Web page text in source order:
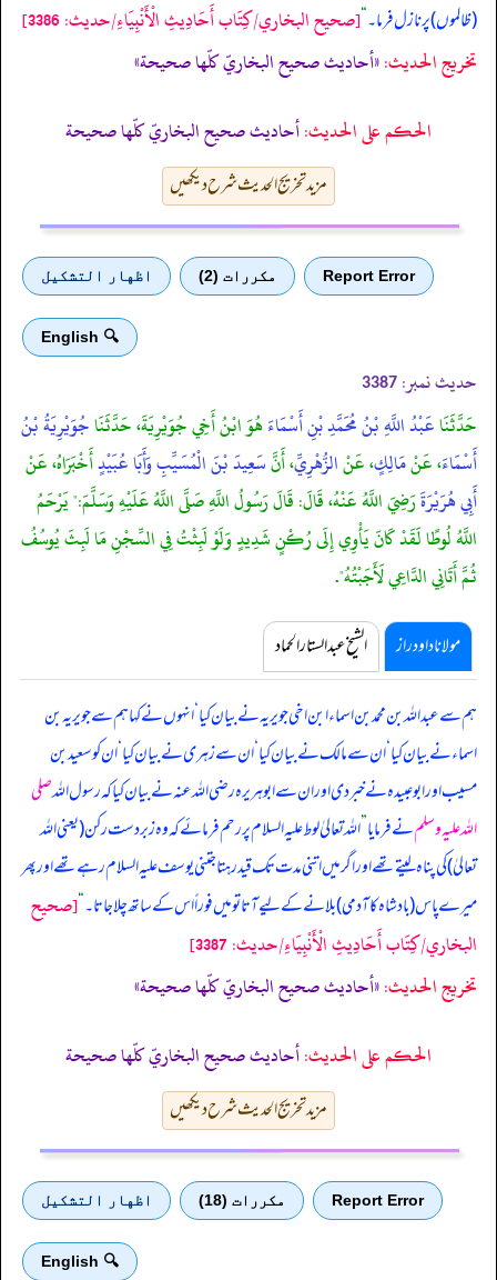
(ظالموں) پر نازل فرما۔“[صحيح البخاري/كِتَاب أَحَادِيثِ الْأَنْبِيَاءِ/حدیث: 3386]
تخریج الحدیث:«أحاديث صحيح البخاريّ كلّها صحيحة»
الحكم على الحديث:أحاديث صحيح البخاريّ كلّها صحيحة
مزید تخریج الحدیث شرح دیکھیں
Report Error مكررات (2) اظهار التشكيل
🔍 English
حدیث نمبر: 3387
حَدَّثَنَاعَبْدُ اللَّهِ بْنُ مُحَمَّدِ بْنِ أَسْمَاءَهُوَ ابْنُ أَخِي جُوَيْرِيَةَ، حَدَّثَنَاجُوَيْرِيَةُ بْنُ
أَسْمَاءَ، عَنْمَالِكٍ، عَنْالزُّهْرِيِّ، أَنَّسَعِيدَ بْنَ الْمُسَيِّبِوَأَبَا عُبَيْدٍأَخْبَرَاهُ، عَنْ
أَبِي هُرَيْرَةَرَضِيَ اللَّهُ عَنْهُ، قَالَ: قَالَ رَسُولُ اللَّهِ صَلَّى اللَّهُ عَلَيْهِ وَسَلَّمَ:" يَرْحَمُ
اللَّهُ لُوطًا لَقَدْ كَانَ يَأْوِي إِلَى رُكْنٍ شَدِيدٍ وَلَوْ لَبِثْتُ فِي السِّجْنِ مَا لَبِثَ يُوسُفُ
ثُمَّ أَتَانِي الدَّاعِي لَأَجَبْتُهُ".
مولانا داود راز الشیخ عبدالستار الحماد
ہم سے عبداللہ بن محمد بن اسماء ابن اخی جویریہ نے بیان کیا ‘ انہوں نے کہا ہم سے جویریہ بن
اسماء نے بیان کیا ‘ ان سے مالک نے بیان کیا ‘ ان سے زہری نے بیان کیا ‘ ان کو سعید بن
مسیب اور ابوعبیدہ نے خبر دی اور ان سے ابوہریرہ رضی اللہ عنہ نے بیان کیا کہرسول اللہصلی
اللہ علیہ وسلمنے فرمایا”اللہ تعالیٰ لوط علیہ السلام پر رحم فرمائے کہ وہ زبردست رکن (یعنی اللہ
تعالیٰ) کی پناہ لیتے تھے اور اگر میں اتنی مدت تک قید رہتا جتنی یوسف علیہ السلام رہے تھے اور پھر
میرے پاس (بادشاہ کا آدمی) بلانے کے لیے آتا تو میں فوراً اس کے ساتھ چلا جاتا۔“[صحيح
البخاري/كِتَاب أَحَادِيثِ الْأَنْبِيَاءِ/حدیث: 3387]
تخریج الحدیث:«أحاديث صحيح البخاريّ كلّها صحيحة»
الحكم على الحديث:أحاديث صحيح البخاريّ كلّها صحيحة
مزید تخریج الحدیث شرح دیکھیں
Report Error مكررات (18) اظهار التشكيل
🔍 English